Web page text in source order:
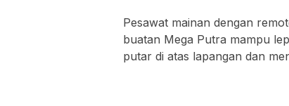
Pesawat mainan dengan
buatan Mega Putra mampu
putar di atas lapangan dan